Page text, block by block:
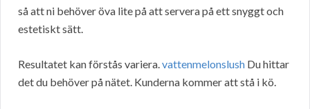
så att ni behöver öva lite på att servera på ett snyggt och
estetiskt sätt.
Resultatet kan förstås variera. vattenmelonslush Du hittar
det du behöver på nätet. Kunderna kommer att stå i kö.